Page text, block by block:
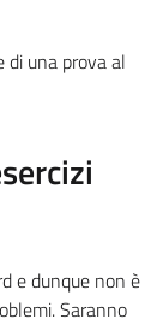
di una prova al
e dunque non è
Saranno